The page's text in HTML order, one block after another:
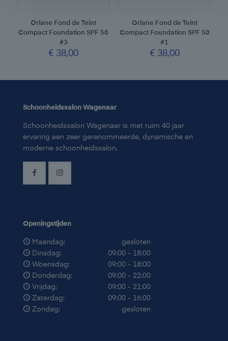
Orlane Fond de Teint
Compact Foundation SPF 50
#3
€ 38,00
Orlane Fond de Teint
Compact Foundation SPF 50
#1
€38,00
Schoonheidssalon Wagenaar
Schoonheidssalon Wagenaar is met ruim 40 jaar
ervaring een zeer gerenommeerde, dynamische en
moderne schoonheidssalon.
Openingstijden
Maandag:
gesloten
Dinsdag:
09:00 - 18:00
Woensdag:
09:00 - 18:00
Donderdag:
09:00 - 22:00
Vrijdag:
09:00 - 21:00
Zaterdag:
09:00 - 16:00
Zondag:
gesloten